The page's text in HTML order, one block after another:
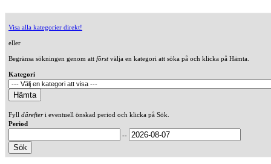
Visa alla kategorier direkt!
eller
Begränsa sökningen genom att förstvälja en kategori att söka på och klicka på Hämta.
Kategori
Fyll därefteri eventuell önskad period och klicka på Sök.
Period
--